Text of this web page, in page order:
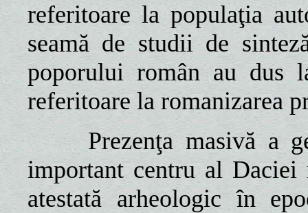
referitoare la populaţia
seamă de studii de
poporului român au dus
referitoare la romanizarea
Prezenţa masivă a
important centru al
atestată arheologic în